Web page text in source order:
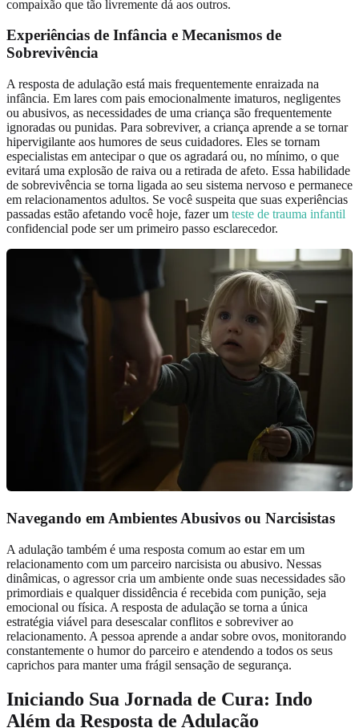
compaixão que tão livremente dá aos outros.
Experiências de Infância e Mecanismos de
Sobrevivência
A resposta de adulação está mais frequentemente enraizada na
infância. Em lares com pais emocionalmente imaturos, negligentes
ou abusivos, as necessidades de uma criança são frequentemente
ignoradas ou punidas. Para sobreviver, a criança aprende a se tornar
hipervigilante aos humores de seus cuidadores. Eles se tornam
especialistas em antecipar o que os agradará ou, no mínimo, o que
evitará uma explosão de raiva ou a retirada de afeto. Essa habilidade
de sobrevivência se torna ligada ao seu sistema nervoso e permanece
em relacionamentos adultos. Se você suspeita que suas experiências
passadas estão afetando você hoje, fazer um teste de trauma infantil
confidencial pode ser um primeiro passo esclarecedor.
Navegando em Ambientes Abusivos ou Narcisistas
A adulação também é uma resposta comum ao estar em um
relacionamento com um parceiro narcisista ou abusivo. Nessas
dinâmicas, o agressor cria um ambiente onde suas necessidades são
primordiais e qualquer dissidência é recebida com punição, seja
emocional ou física. A resposta de adulação se torna a única
estratégia viável para desescalar conflitos e sobreviver ao
relacionamento. A pessoa aprende a andar sobre ovos, monitorando
constantemente o humor do parceiro e atendendo a todos os seus
caprichos para manter uma frágil sensação de segurança.
Iniciando Sua Jornada de Cura: Indo
Além da Resposta de Adulação